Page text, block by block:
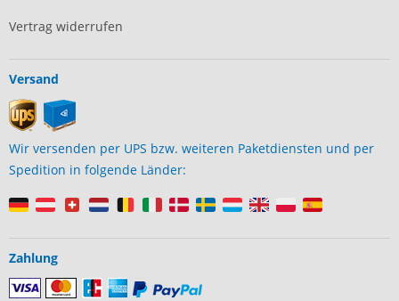
Vertrag widerrufen
Versand
Wir versenden per UPS bzw. weiteren Paketdiensten und per
Spedition in folgende Länder:
Zahlung